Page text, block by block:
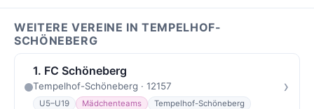
WEITERE VEREINE IN TEMPELHOF-
SCHÖNEBERG
1. FC Schöneberg
Tempelhof-Schöneberg · 12157
U5–U19 Mädchenteams Tempelhof-Schöneberg
›